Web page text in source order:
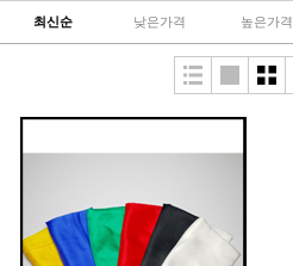
최신순 낮은가격 높은가격